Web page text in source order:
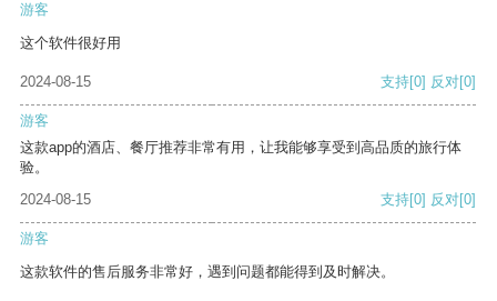
游客
这个软件很好用
2024-08-15 支持[0] 反对[0]
游客
这款app的酒店、餐厅推荐非常有用，让我能够享受到高品质的旅行体
验。
2024-08-15
支持[0] 反对[0]
游客
这款软件的售后服务非常好，遇到问题都能得到及时解决。